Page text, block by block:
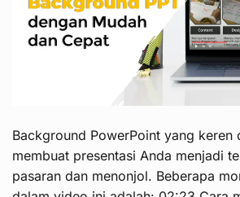
Background PowerPoint yang keren
membuat presentasi Anda menjadi
pasaran dan menonjol. Beberapa